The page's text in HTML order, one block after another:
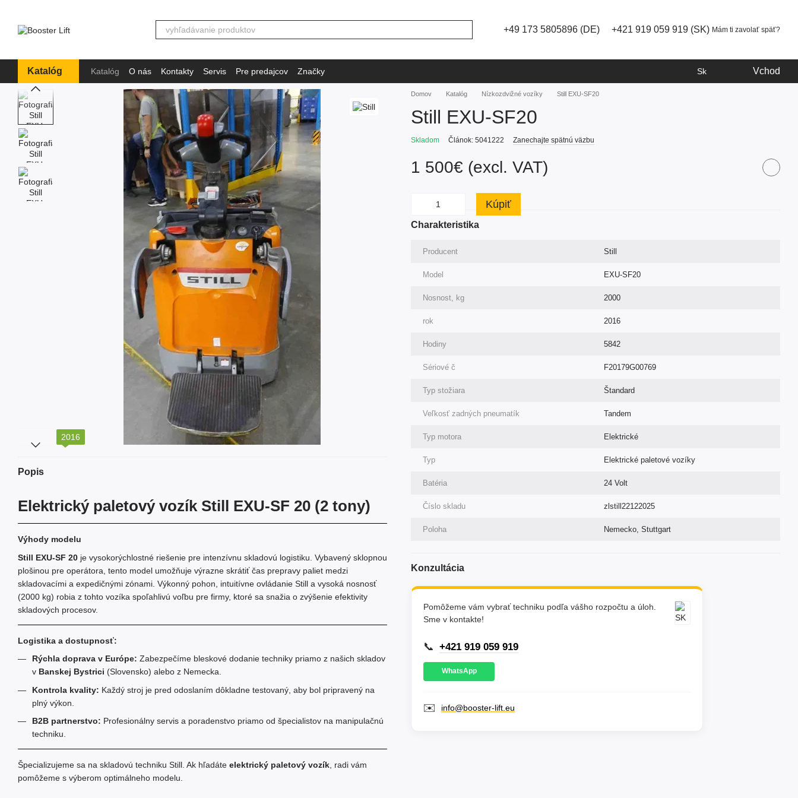
+49 173 5805896 (DE) +421 919 059 919 (SK) Mám ti zavolať späť?
Katalóg Katalóg O nás Kontakty Servis Pre predajcov
Značky
Informácie
Sk Vchod
2016
Popis
Elektrický paletový vozík Still EXU-SF 20 (2 tony)
Výhody modelu
Still EXU-SF 20 je vysokorýchlostné riešenie pre intenzívnu skladovú logistiku. Vybavený sklopnou
plošinou pre operátora, tento model umožňuje výrazne skrátiť čas prepravy paliet medzi
skladovacími a expedičnými zónami. Výkonný pohon, intuitívne ovládanie Still a vysoká nosnosť
(2000 kg) robia z tohto vozíka spoľahlivú voľbu pre firmy, ktoré sa snažia o zvýšenie efektivity
skladových procesov.
Logistika a dostupnosť:
Rýchla doprava v Európe: Zabezpečíme bleskové dodanie techniky priamo z našich skladov
v Banskej Bystrici (Slovensko) alebo z Nemecka.
Kontrola kvality: Každý stroj je pred odoslaním dôkladne testovaný, aby bol pripravený na
plný výkon.
B2B partnerstvo: Profesionálny servis a poradenstvo priamo od špecialistov na manipulačnú
techniku.
Špecializujeme sa na skladovú techniku Still. Ak hľadáte elektrický paletový vozík , radi vám
pomôžeme s výberom optimálneho modelu.
Domov Katalóg Nízkozdvižné vozíky Still EXU-SF20
Still EXU-SF20
Skladom Článok: 5041222 Zanechajte spätnú väzbu
1 500€ (excl. VAT)
Kúpiť
Charakteristika
Producent Still
Model EXU-SF20
Nosnost, kg 2000
rok 2016
Hodiny 5842
Sériové č F20179G00769
Typ stožiara Štandard
Veľkosť zadných pneumatík Tandem
Typ motora Elektrické
Typ Elektrické paletové vozíky
Batéria 24 Volt
Číslo skladu zlstill22122025
Poloha Nemecko, Stuttgart
Konzultácia
Pomôžeme vám vybrať techniku podľa vášho rozpočtu a úloh.
Sme v kontakte!
📞 +421 919 059 919
WhatsApp
✉️ info@booster-lift.eu